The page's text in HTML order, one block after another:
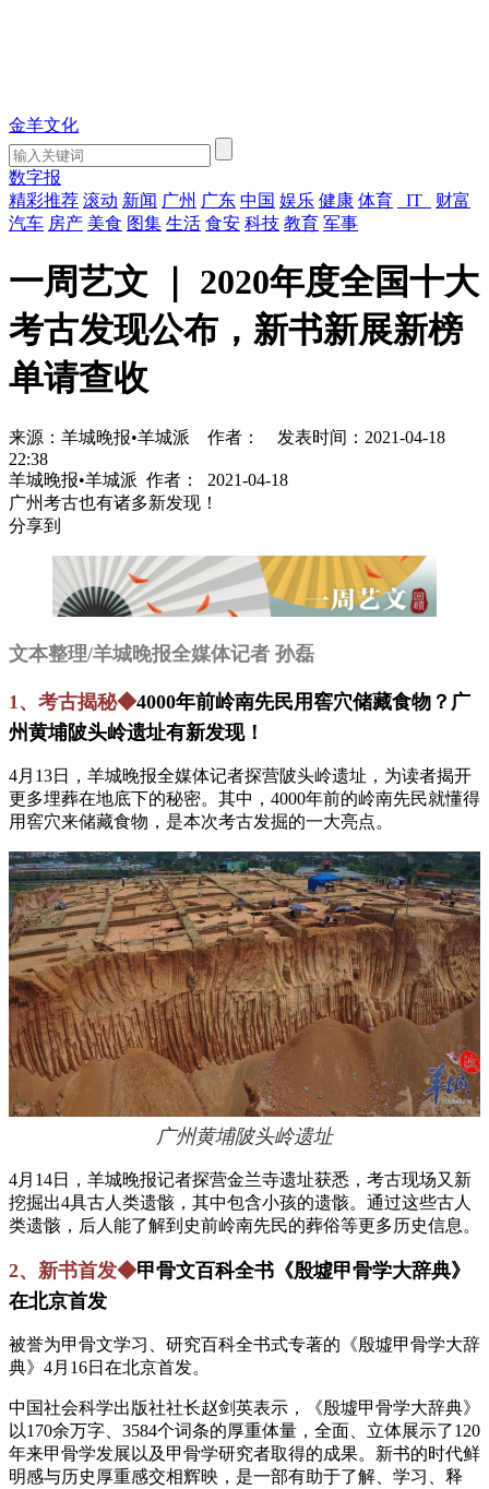
金羊文化
数字报
精彩推荐 滚动 新闻 广州 广东 中国 娱乐 健康 体育 IT
财富
汽车 房产 美食 图集 生活 食安 科技 教育 军事
一周艺文 ｜ 2020年度全国十大
考古发现公布，新书新展新榜
单请查收
来源：羊城晚报•羊城派 作者：
发表时间：2021-04-18
22:38
羊城晚报•羊城派 作者：
2021-04-18
广州考古也有诸多新发现！
分享到
文本整理/羊城晚报全媒体记者 孙磊
1、考古揭秘◆4000年前岭南先民用窖穴储藏食物？广
州黄埔陂头岭遗址有新发现！
4月13日，羊城晚报全媒体记者探营陂头岭遗址，为读者揭开
更多埋葬在地底下的秘密。其中，4000年前的岭南先民就懂得
用窖穴来储藏食物，是本次考古发掘的一大亮点。
广州黄埔陂头岭遗址
4月14日，羊城晚报记者探营金兰寺遗址获悉，考古现场又新
挖掘出4具古人类遗骸，其中包含小孩的遗骸。通过这些古人
类遗骸，后人能了解到史前岭南先民的葬俗等更多历史信息。
2、新书首发◆甲骨文百科全书《殷墟甲骨学大辞典》
在北京首发
被誉为甲骨文学习、研究百科全书式专著的《殷墟甲骨学大辞
典》4月16日在北京首发。
中国社会科学出版社社长赵剑英表示，《殷墟甲骨学大辞典》
以170余万字、3584个词条的厚重体量，全面、立体展示了120
年来甲骨学发展以及甲骨学研究者取得的成果。新书的时代鲜
明感与历史厚重感交相辉映，是一部有助于了解、学习、释